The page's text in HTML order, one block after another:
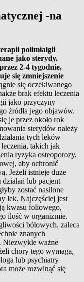
-na
polimialgii
jako sterydy.
2-4 tygodnie,
się zmniejszenie
się oczekiwanego
brak efektu leczenia
jako przyczyny
źródła jego objawów.
je przez około rok
sterydów należy
tych leków
takich jak
ryzyka osteoporozy,
aby ochronić
Jeżeli istnieje duże
lub pacjent
zostać nasilone
lek. Najczęściej jest
kwasu foliowego,
ilość w organizmie.
bólowych, zaleca
znanych
Niezwykle ważne
chory tego wymaga,
lub psychiatry
może rozwinąć się